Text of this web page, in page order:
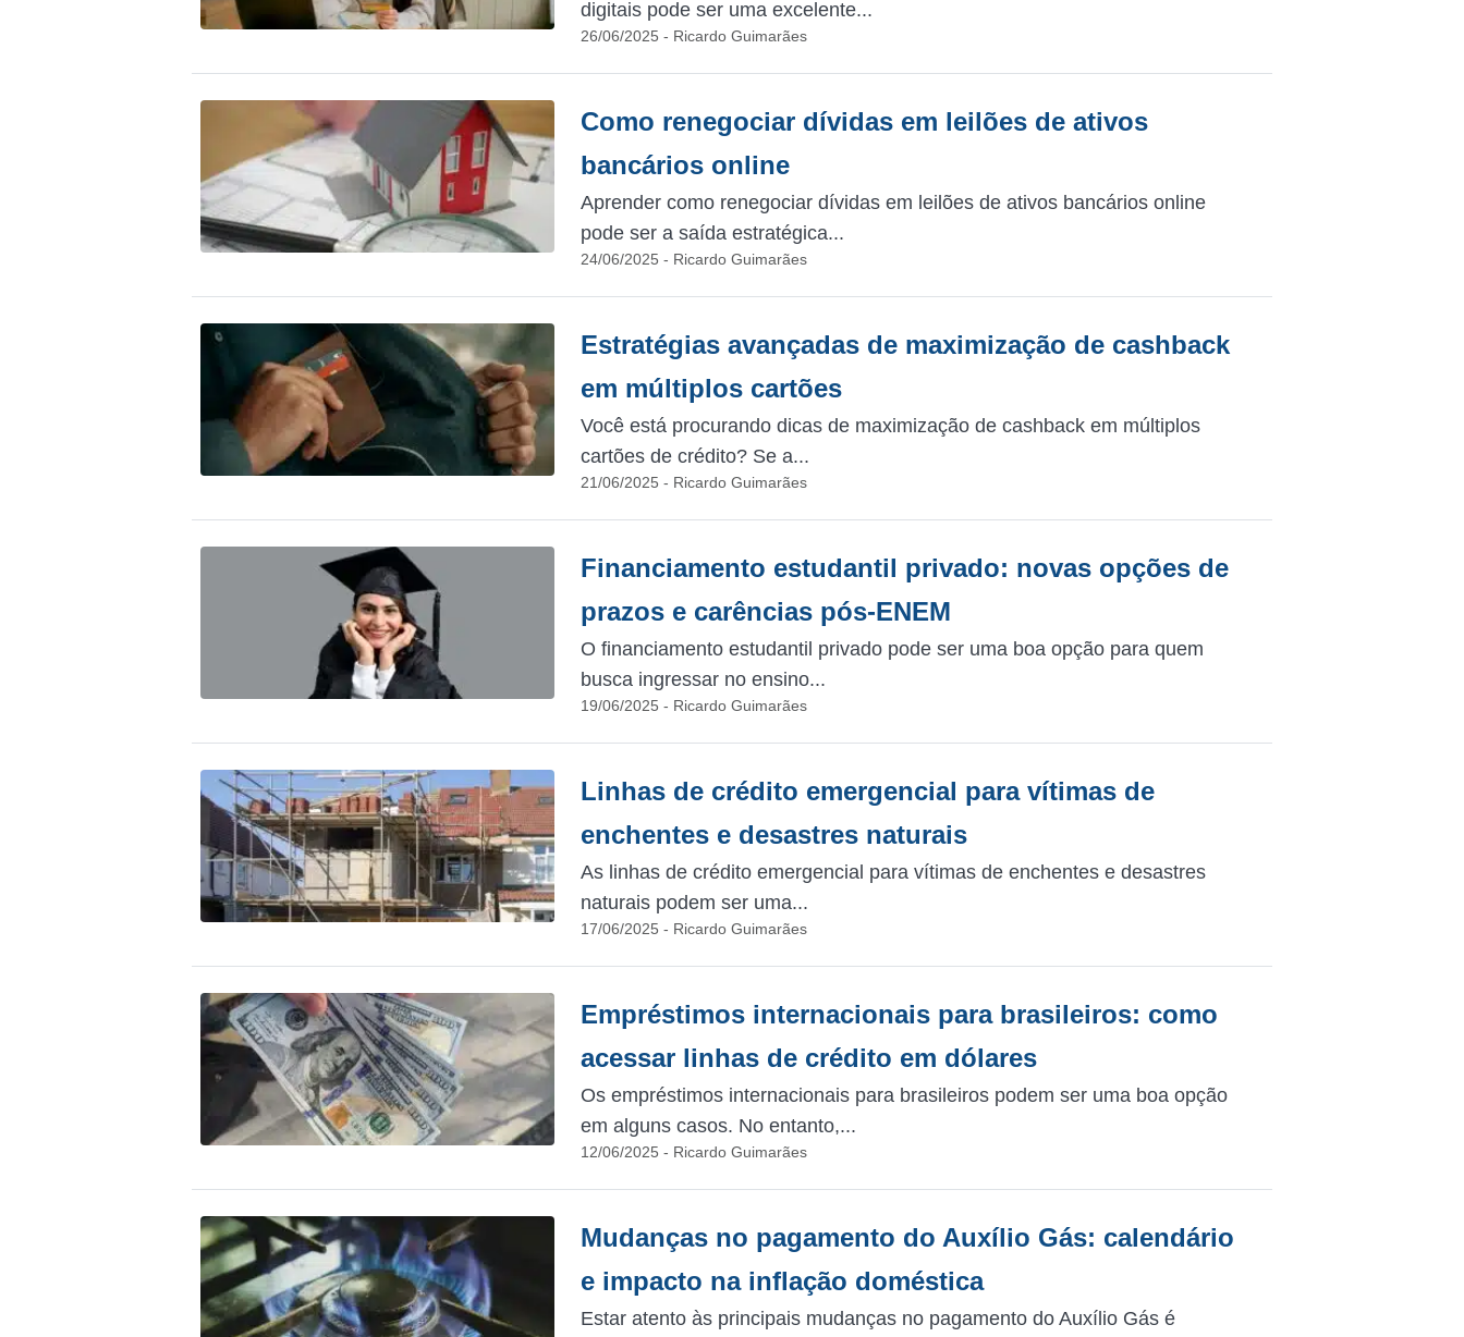
digitais pode ser uma excelente...
26/06/2025 - Ricardo Guimarães
Como renegociar dívidas em leilões de ativos
bancários online
Aprender como renegociar dívidas em leilões de ativos bancários online
pode ser a saída estratégica...
24/06/2025 - Ricardo Guimarães
Estratégias avançadas de maximização de cashback
em múltiplos cartões
Você está procurando dicas de maximização de cashback em múltiplos
cartões de crédito? Se a...
21/06/2025 - Ricardo Guimarães
Financiamento estudantil privado: novas opções de
prazos e carências pós-ENEM
O financiamento estudantil privado pode ser uma boa opção para quem
busca ingressar no ensino...
19/06/2025 - Ricardo Guimarães
Linhas de crédito emergencial para vítimas de
enchentes e desastres naturais
As linhas de crédito emergencial para vítimas de enchentes e desastres
naturais podem ser uma...
17/06/2025 - Ricardo Guimarães
Empréstimos internacionais para brasileiros: como
acessar linhas de crédito em dólares
Os empréstimos internacionais para brasileiros podem ser uma boa opção
em alguns casos. No entanto,...
12/06/2025 - Ricardo Guimarães
Mudanças no pagamento do Auxílio Gás: calendário
e impacto na inflação doméstica
Estar atento às principais mudanças no pagamento do Auxílio Gás é